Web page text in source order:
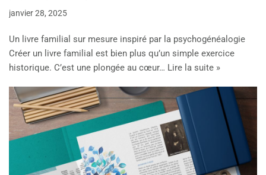
janvier 28, 2025
Un livre familial sur mesure inspiré par la psychogénéalogie
Créer un livre familial est bien plus qu’un simple exercice
historique. C’est une plongée au cœur… Lire la suite »